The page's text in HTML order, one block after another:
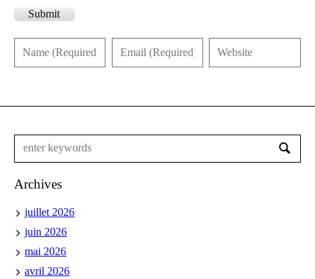
Submit
Archives
juillet 2026
juin 2026
mai 2026
avril 2026